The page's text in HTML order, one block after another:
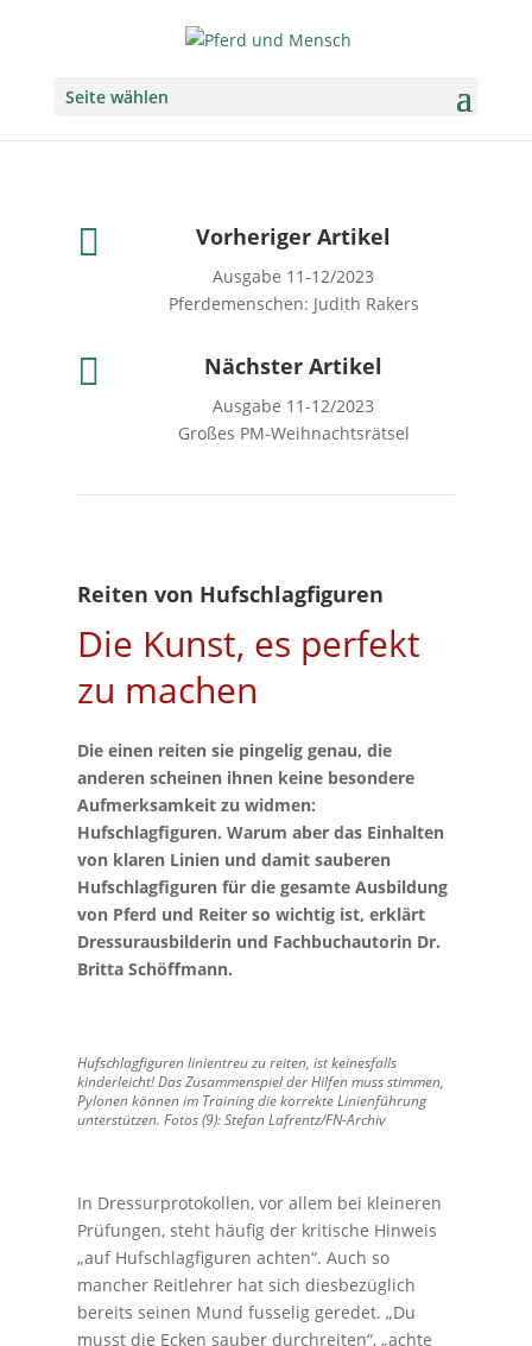
Seite wählen
 Vorheriger Artikel
Ausgabe 11-12/2023
Pferdemenschen: Judith Rakers
 Nächster Artikel
Ausgabe 11-12/2023
Großes PM-Weihnachtsrätsel
Reiten von Hufschlagfiguren
Die Kunst, es perfekt
zu machen
Die einen reiten sie pingelig genau, die
anderen scheinen ihnen keine besondere
Aufmerksamkeit zu widmen:
Hufschlagfiguren. Warum aber das Einhalten
von klaren Linien und damit sauberen
Hufschlagfiguren für die gesamte Ausbildung
von Pferd und Reiter so wichtig ist, erklärt
Dressurausbilderin und Fachbuchautorin Dr.
Britta Schöffmann.
Hufschlagfiguren linientreu zu reiten, ist keinesfalls
kinderleicht! Das Zusammenspiel der Hilfen muss stimmen,
Pylonen können im Training die korrekte Linienführung
unterstützen. Fotos (9): Stefan Lafrentz/FN-Archiv
In Dressurprotokollen, vor allem bei kleineren
Prüfungen, steht häufig der kritische Hinweis
„auf Hufschlagfiguren achten“. Auch so
mancher Reitlehrer hat sich diesbezüglich
bereits seinen Mund fusselig geredet. „Du
musst die Ecken sauber durchreiten“, „achte